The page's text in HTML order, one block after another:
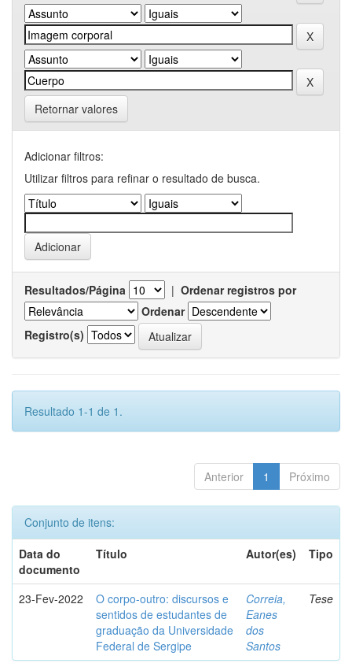
Retornar valores
Adicionar filtros:
Utilizar filtros para refinar o resultado de busca.
Resultados/Página | Ordenar registros por
Ordenar
Registro(s)
Resultado 1-1 de 1.
Anterior 1 Próximo
Conjunto de itens:
Data do
documento
Título Autor(es) Tipo
23-Fev-2022
O corpo-outro: discursos e
sentidos de estudantes de
graduação da Universidade
Federal de Sergipe
Correia,
Eanes
dos
Santos
Tese